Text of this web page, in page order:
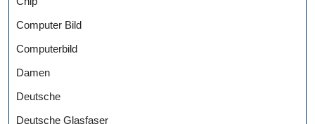
Computer Bild
Computerbild
Damen
Deutsche
Deutsche Glasfaser